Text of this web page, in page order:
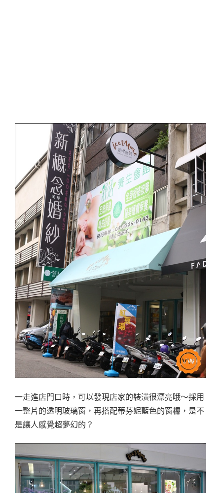
一走進店門口時，可以發現店家的裝潢很漂亮哦～採用
一整片的透明玻璃窗，再搭配蒂芬妮藍色的窗櫺，是不
是讓人感覺超夢幻的？